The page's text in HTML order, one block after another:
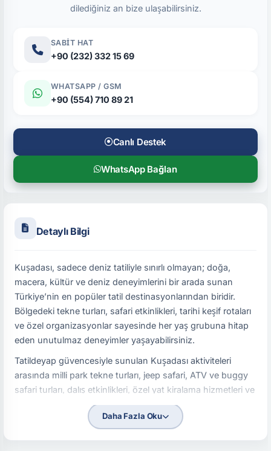
dilediğiniz an bize ulaşabilirsiniz.
SABIT HAT
+90 (232) 332 15 69
WHATSAPP / GSM
+90 (554) 710 89 21
Canlı Destek
WhatsApp Bağlan
Detaylı Bilgi
Kuşadası, sadece deniz tatiliyle sınırlı olmayan; doğa,
macera, kültür ve deniz deneyimlerini bir arada sunan
Türkiye’nin en popüler tatil destinasyonlarından biridir.
Bölgedeki tekne turları, safari etkinlikleri, tarihi keşif rotaları
ve özel organizasyonlar sayesinde her yaş grubuna hitap
eden unutulmaz deneyimler yaşayabilirsiniz.
Tatildeyap güvencesiyle sunulan Kuşadası aktiviteleri
arasında milli park tekne turları, jeep safari, ATV ve buggy
safari turları, dalış etkinlikleri, özel yat kiralama hizmetleri ve
VIP Efes turları gibi birçok farklı seçenek bulunmaktadır.
Kuşadası’nda Yapılabilecek En Popüler Aktiviteler
Daha Fazla Oku